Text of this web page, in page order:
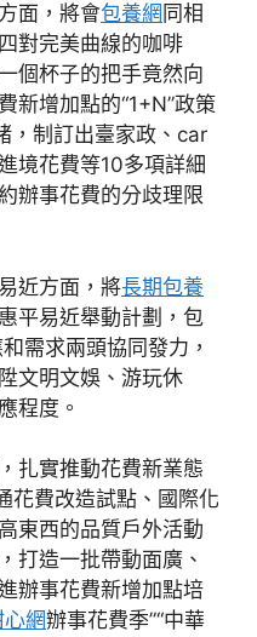
面，將會包養網 同相
對完美曲線的咖啡
個杯子的把手竟然向
新增加點的“1+N”政策
，制訂出臺家政、car
境花費等10多項詳細
辦事花費的分歧理限
近方面，將長期包養
平易近舉動計劃，包
需求兩頭協同發力，
文明文娛、游玩休
程度。
扎實推動花費新業態
花費改造試點、國際化
東西的品質戶外活動
打造一批帶動面廣、
辦事花費新增加點培
網辦事花費季”“中華